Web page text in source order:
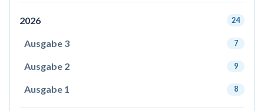
2026 24
Ausgabe 3 7
Ausgabe 2 9
Ausgabe 1 8